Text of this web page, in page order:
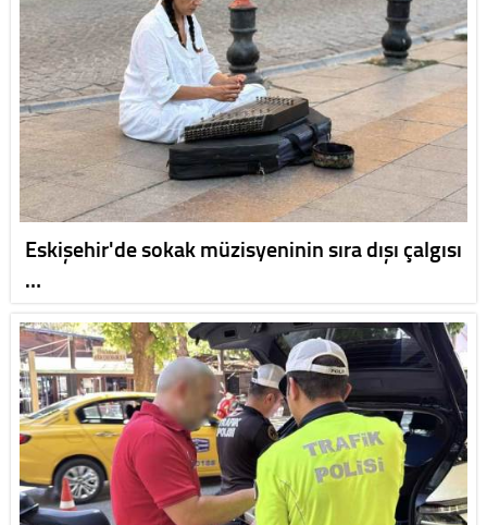
Eskişehir'de sokak müzisyeninin sıra dışı çalgısı
…